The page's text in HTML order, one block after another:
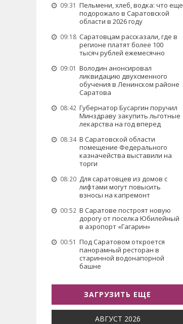
09:31 Пельмени, хлеб, водка: что еще
подорожало в Саратовской
области в 2026 году
09:18 Саратовцам рассказали, где в
регионе платят более 100
тысяч рублей ежемесячно
09:01 Володин анонсировал
ликвидацию двухсменного
обучения в Ленинском районе
Саратова
08:42 Губернатор Бусаргин поручил
Минздраву закупить льготные
лекарства на год вперед
08:34 В Саратовской области
помещение Федерального
казначейства выставили на
торги
08:20 Для саратовцев из домов с
лифтами могут повысить
взносы на капремонт
00:52 В Саратове построят новую
дорогу от поселка Юбилейный
в аэропорт «Гагарин»
00:51 Под Саратовом откроется
панорамный ресторан в
старинной водонапорной
башне
ЗАГРУЗИТЬ ЕЩЕ
АВГУСТ 2026